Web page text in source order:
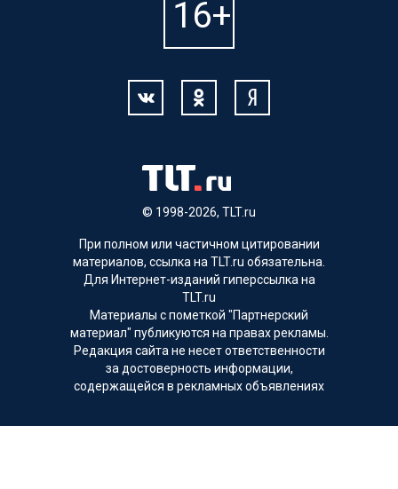
© 1998-2026, TLT.ru
При полном или частичном цитировании
материалов, ссылка на TLT.ru обязательна.
Для Интернет-изданий гиперссылка на
TLT.ru
Материалы с пометкой "Партнерский
материал" публикуются на правах рекламы.
Редакция сайта не несет ответственности
за достоверность информации,
содержащейся в рекламных объявлениях